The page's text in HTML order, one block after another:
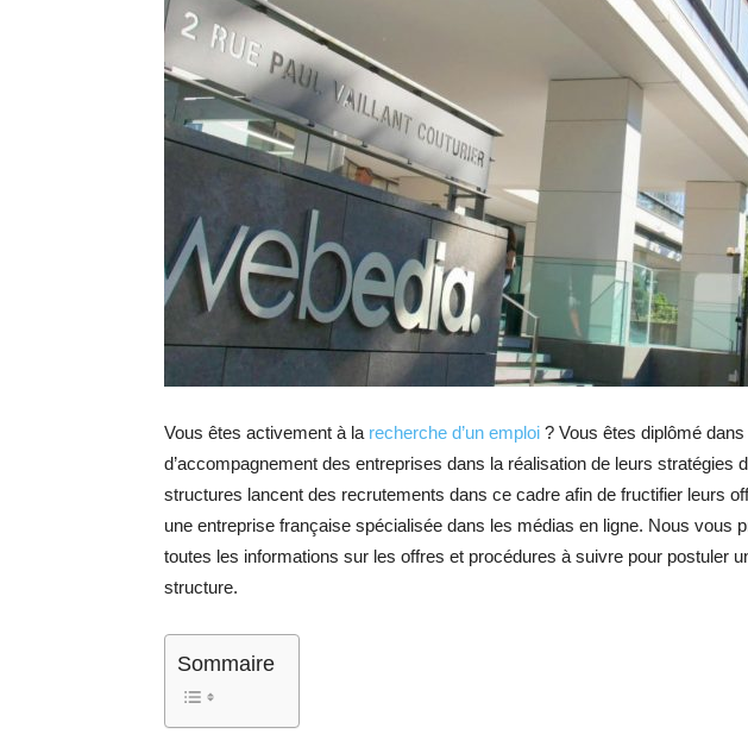
Vous êtes activement à la recherche d’un emploi ? Vous êtes diplômé
d’accompagnement des entreprises dans la réalisation de leurs stratégies
structures lancent des recrutements dans ce cadre afin de fructifier leurs
une entreprise française spécialisée dans les médias en ligne. Nous vous
toutes les informations sur les offres et procédures à suivre pour postuler
structure.
Sommaire